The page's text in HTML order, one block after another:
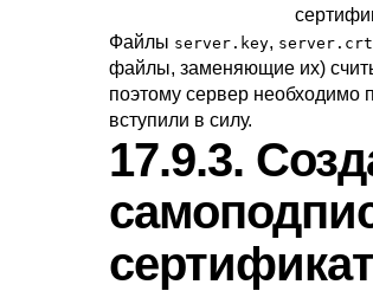
Файлы server.key, server.crt
файлы, заменяющие их)
поэтому сервер необходимо
вступили в силу.
17.9.3.